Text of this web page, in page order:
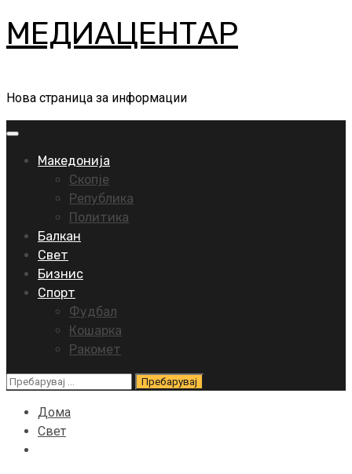
МЕДИАЦЕНТАР
Нова страница за информации
Primary
Македонија
Скопје
Република
Политика
Балкан
Свет
Бизнис
Спорт
Фудбал
Кошарка
Ракомет
Пребарувај
Дома
Свет